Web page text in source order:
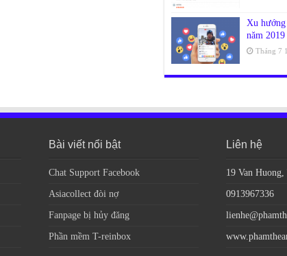
Xu hướng
năm 2019
Tháng 7
Bài viết nổi bật
Chat Support Facebook
Asiacollect đòi nợ
Fanpage bị hủy đăng
Phần mềm T-reinbox
Liên hệ
19 Van
0913967336